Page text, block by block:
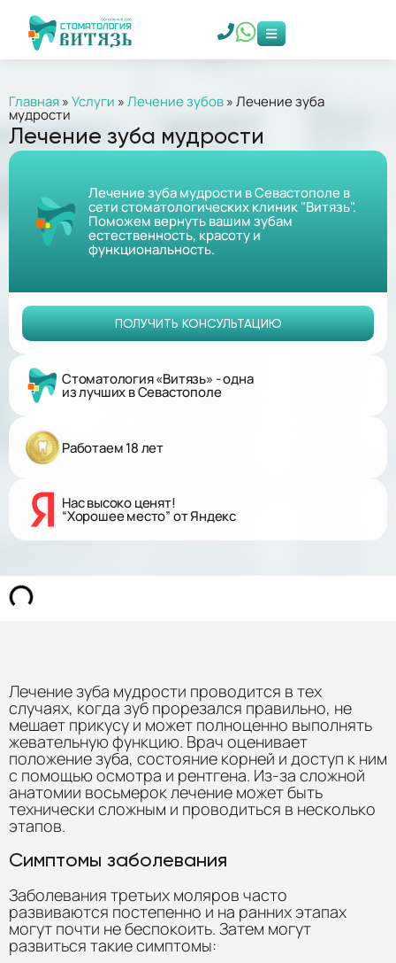
Главная»Услуги »Лечение зубов»Лечение зуба
мудрости
Лечение зуба мудрости
Лечение зуба мудрости в Севастополе в
сети стоматологических клиник "Витязь".
Поможем вернуть вашим зубам
естественность, красоту и
функциональность.
ПОЛУЧИТЬ КОНСУЛЬТАЦИЮ
Стоматология «Витязь» - одна
из лучших в Севастополе
Работаем 18 лет
Нас высоко ценят!
“Хорошее место” от Яндекс
Лечение зуба мудрости проводится в тех
случаях, когда зуб прорезался правильно, не
мешает прикусу и может полноценно выполнять
жевательную функцию. Врач оценивает
положение зуба, состояние корней и доступ к ним
с помощью осмотра и рентгена. Из-за сложной
анатомии восьмерок лечение может быть
технически сложным и проводиться в несколько
этапов.
Симптомы заболевания
Заболевания третьих моляров часто
развиваются постепенно и на ранних этапах
могут почти не беспокоить. Затем могут
развиться такие симптомы: